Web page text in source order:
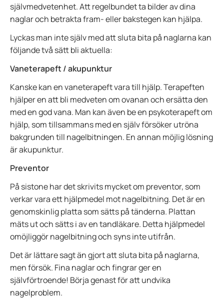
självmedvetenhet. Att regelbundet ta bilder av dina
naglar och betrakta fram- eller bakstegen kan hjälpa.
Lyckas man inte själv med att sluta bita på naglarna kan
följande två sätt bli aktuella:
Vaneterapeft / akupunktur
Kanske kan en vaneterapeft vara till hjälp. Terapeften
hjälper en att bli medveten om ovanan och ersätta den
med en god vana. Man kan även be en psykoterapeft om
hjälp, som tillsammans med en själv försöker utröna
bakgrunden till nagelbitningen. En annan möjlig lösning
är akupunktur.
Preventor
På sistone har det skrivits mycket om preventor, som
verkar vara ett hjälpmedel mot nagelbitning. Det är en
genomskinlig platta som sätts på tänderna. Plattan
mäts ut och sätts i av en tandläkare. Detta hjälpmedel
omöjliggör nagelbitning och syns inte utifrån.
Det är lättare sagt än gjort att sluta bita på naglarna,
men försök. Fina naglar och fingrar ger en
självförtroende! Börja genast för att undvika
nagelproblem.